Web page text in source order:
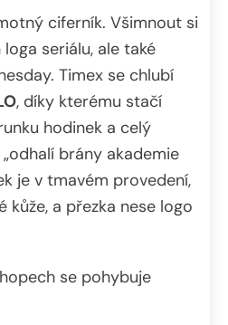
ciferník. Všimnout si
seriálu, ale také
Timex se chlubí
, díky kterému stačí
hodinek a celý
brány akademie
je v tmavém provedení,
kůže, a přezka nese logo
se pohybuje